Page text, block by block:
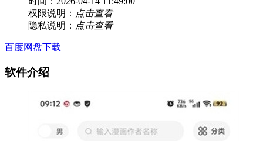
权限说明： 点击查看
隐私说明： 点击查看
百度网盘下载
软件介绍